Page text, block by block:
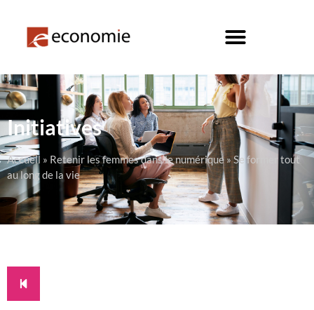
Initiatives
Accueil » Retenir les femmes dans le numérique»Se former tout
au long de la vie